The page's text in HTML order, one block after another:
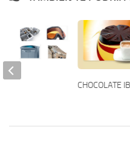
CHOCOLATE